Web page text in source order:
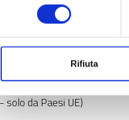
Rifiuta
locali, inclusi i GECT)
solo da Paesi UE)